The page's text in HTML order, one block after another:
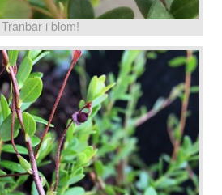
Tranbär i blom!